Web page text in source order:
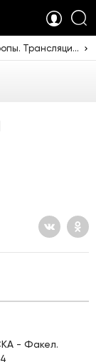
03:55 Академическая гребля. Чемпионат Европы. Трансляция из Италии [6+]
- Факел.